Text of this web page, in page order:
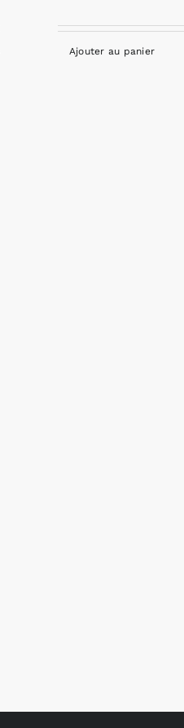
Ajouter au panier